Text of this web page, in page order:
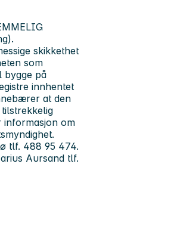
skikkethet
som
bygge på
innhentet
at den
informasjon om
tlf. 488 95 474.
Aursand tlf.